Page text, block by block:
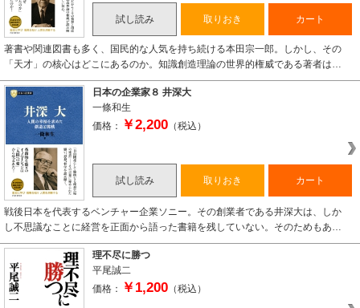
試し読み 取りおき カート
著書や関連図書も多く、国民的な人気を持ち続ける本田宗一郎。しかし、その
「天才」の核心はどこにあるのか。知識創造理論の世界的権威である著者は…
日本の企業家８ 井深大
一條和生
価格：
￥2,200 （税込）
試し読み 取りおき カート
戦後日本を代表するベンチャー企業ソニー。その創業者である井深大は、しか
し不思議なことに経営を正面から語った書籍を残していない。そのためもあ…
理不尽に勝つ
平尾誠二
価格：
￥1,200 （税込）